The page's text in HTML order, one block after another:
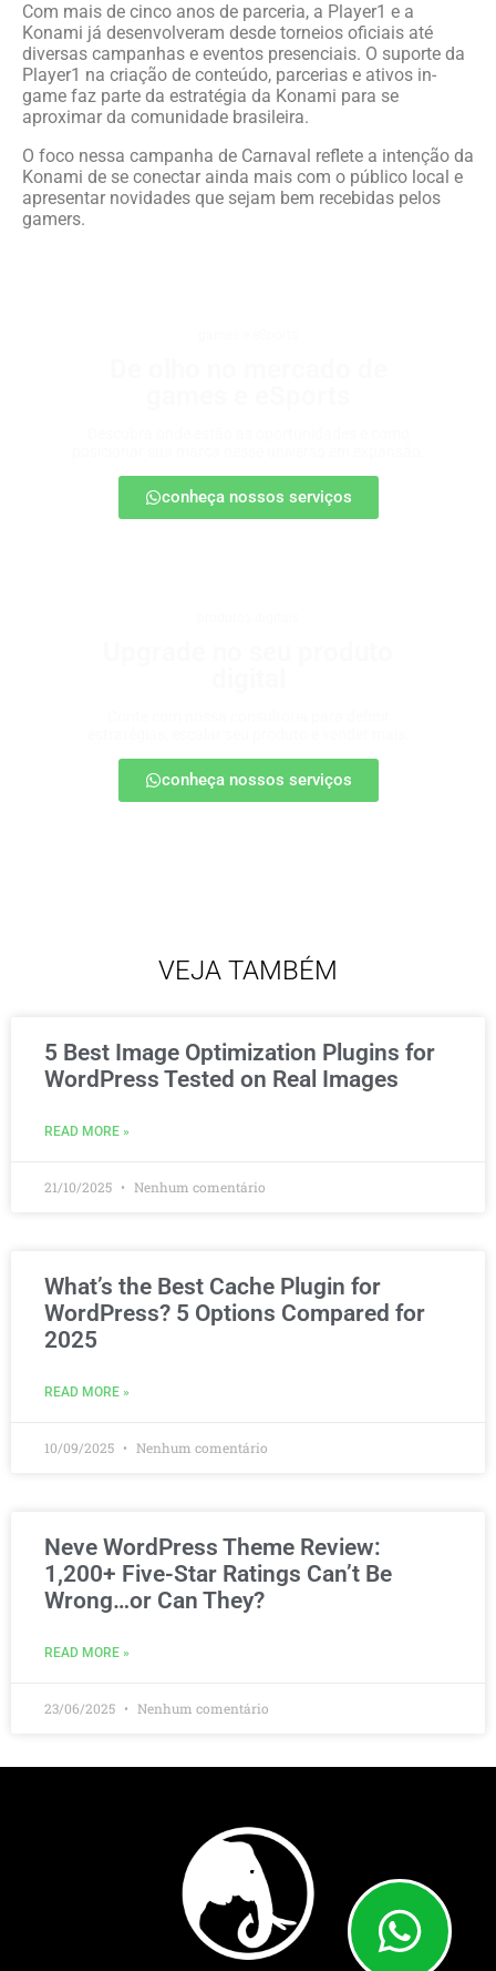
Com mais de cinco anos de parceria, a Player1 e a
Konami já desenvolveram desde torneios oficiais até
diversas campanhas e eventos presenciais. O suporte da
Player1 na criação de conteúdo, parcerias e ativos in-
game faz parte da estratégia da Konami para se
aproximar da comunidade brasileira.
O foco nessa campanha de Carnaval reflete a intenção da
Konami de se conectar ainda mais com o público local e
apresentar novidades que sejam bem recebidas pelos
gamers.
conheça nossos serviços
conheça nossos serviços
VEJA TAMBÉM
5 Best Image Optimization Plugins for
WordPress Tested on Real Images
READ MORE »
21/10/2025 Nenhum comentário
What’s the Best Cache Plugin for
WordPress? 5 Options Compared for
2025
READ MORE »
10/09/2025 Nenhum comentário
Neve WordPress Theme Review:
1,200+ Five-Star Ratings Can’t Be
Wrong…or Can They?
READ MORE »
23/06/2025 Nenhum comentário